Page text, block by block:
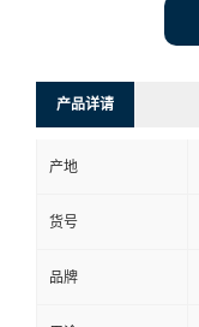
产品详请
产地
货号
品牌